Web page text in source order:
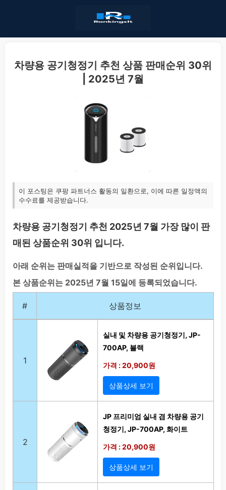
차량용 공기청정기 추천 상품 판매순위 30위
| 2025년 7월
이 포스팅은 쿠팡 파트너스 활동의 일환으로, 이에 따른 일정액의
수수료를 제공받습니다.
차량용 공기청정기 추천 2025년 7월 가장 많이 판
매된 상품순위 30위 입니다.
아래 순위는 판매실적을 기반으로 작성된 순위입니다.
본 상품순위는 2025년 7월 15일에 등록되었습니다.
# 상품정보
1
실내 및 차량용 공기청정기, JP-
700AP, 블랙
가격 : 20,900원
상품상세 보기
2
JP 프리미엄 실내 겸 차량용 공기
청정기, JP-700AP, 화이트
가격 : 20,900원
상품상세 보기